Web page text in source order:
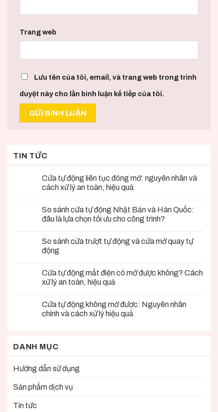
Trang web
Lưu tên của tôi, email, và trang web trong trình
duyệt này cho lần bình luận kế tiếp của tôi.
TIN TỨC
Cửa tự động liên tục đóng mở: nguyên nhân và
cách xử lý an toàn, hiệu quả
So sánh cửa tự động Nhật Bản và Hàn Quốc:
đâu là lựa chọn tối ưu cho công trình?
So sánh cửa trượt tự động và cửa mở quay tự
động
Cửa tự động mất điện có mở được không? Cách
xử lý an toàn, hiệu quả
Cửa tự động không mở được: Nguyên nhân
chính và cách xử lý hiệu quả
DANH MỤC
Hướng dẫn sử dụng
Sản phẩm dịch vụ
Tin tức